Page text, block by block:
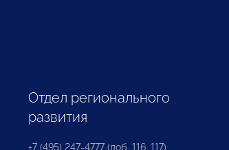
Отдел регионального
развития
+7 (495) 247-4777 (доб. 116, 117)